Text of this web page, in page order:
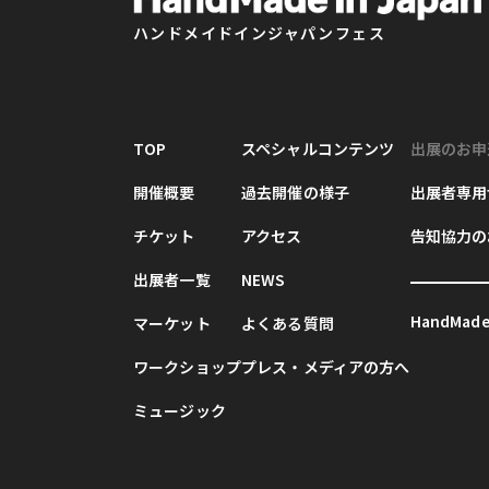
ハンドメイドインジャパンフェス
TOP
開催概要
チケット
出展者一覧
マーケット
ワークショップ
ミュージック
スペシャルコンテンツ
過去開催の様子
アクセス
NEWS
よくある質問
プレス・メディアの方へ
出展のお
出展者専
告知協力